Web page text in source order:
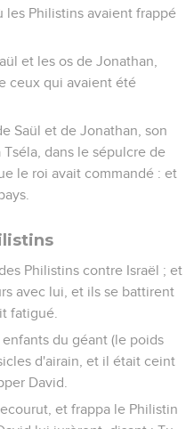
les Philistins avaient frappé
et les os de Jonathan,
ceux qui avaient été
Saül et de Jonathan, son
dans le sépulcre de
le roi avait commandé : et
Philistins contre Israël ; et
avec lui, et ils se battirent
fatigué.
du géant (le poids
d'airain, et il était ceint
David.
et frappa le Philistin